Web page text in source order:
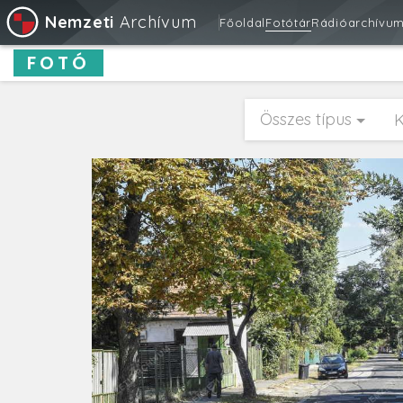
Nemzeti Archívum FőoldalFotótár
FOTÓ
Összes típus